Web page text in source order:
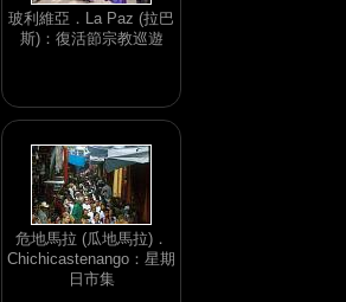
玻利維亞．La Paz (拉巴
斯)：復活節宗教巡遊
危地馬拉 (瓜地馬拉)．
Chichicastenango：星期
日市集